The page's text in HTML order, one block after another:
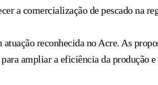
a comercialização de pescado na
reconhecida no Acre. As
ampliar a eficiência da produção e